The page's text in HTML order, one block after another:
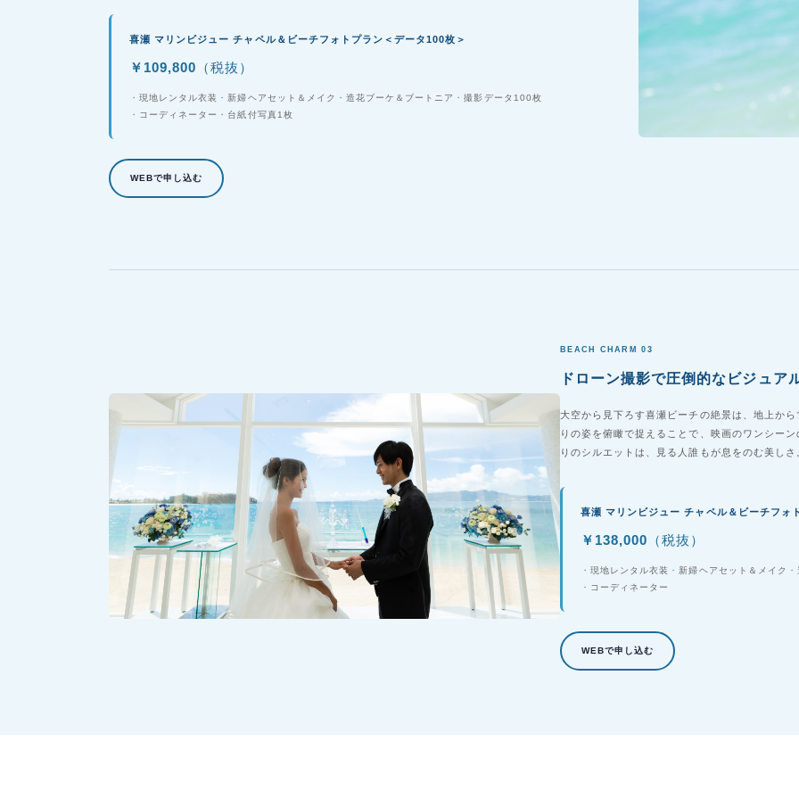
喜瀬 マリンビジュー チャペル＆ビーチフォトプラン＜データ100枚＞
￥109,800 （税抜）
現地レンタル衣装 新婦ヘアセット＆メイク 造花ブーケ＆ブートニア
撮影データ100枚
コーディネーター
台紙付写真1枚
WEBで申し込む
BEACH CHARM 03
ドローン撮影で圧倒的なビジュア
大空から見下ろす喜瀬ビーチの絶景は、地上か
りの姿を俯瞰で捉えることで、映画のワンシー
りのシルエットは、見る人誰もが息をのむ美し
喜瀬 マリンビジュー チャペル＆ビーチフォ
￥138,000 （税抜）
現地レンタル衣装 新婦ヘアセット＆メイク
コーディネーター
WEBで申し込む